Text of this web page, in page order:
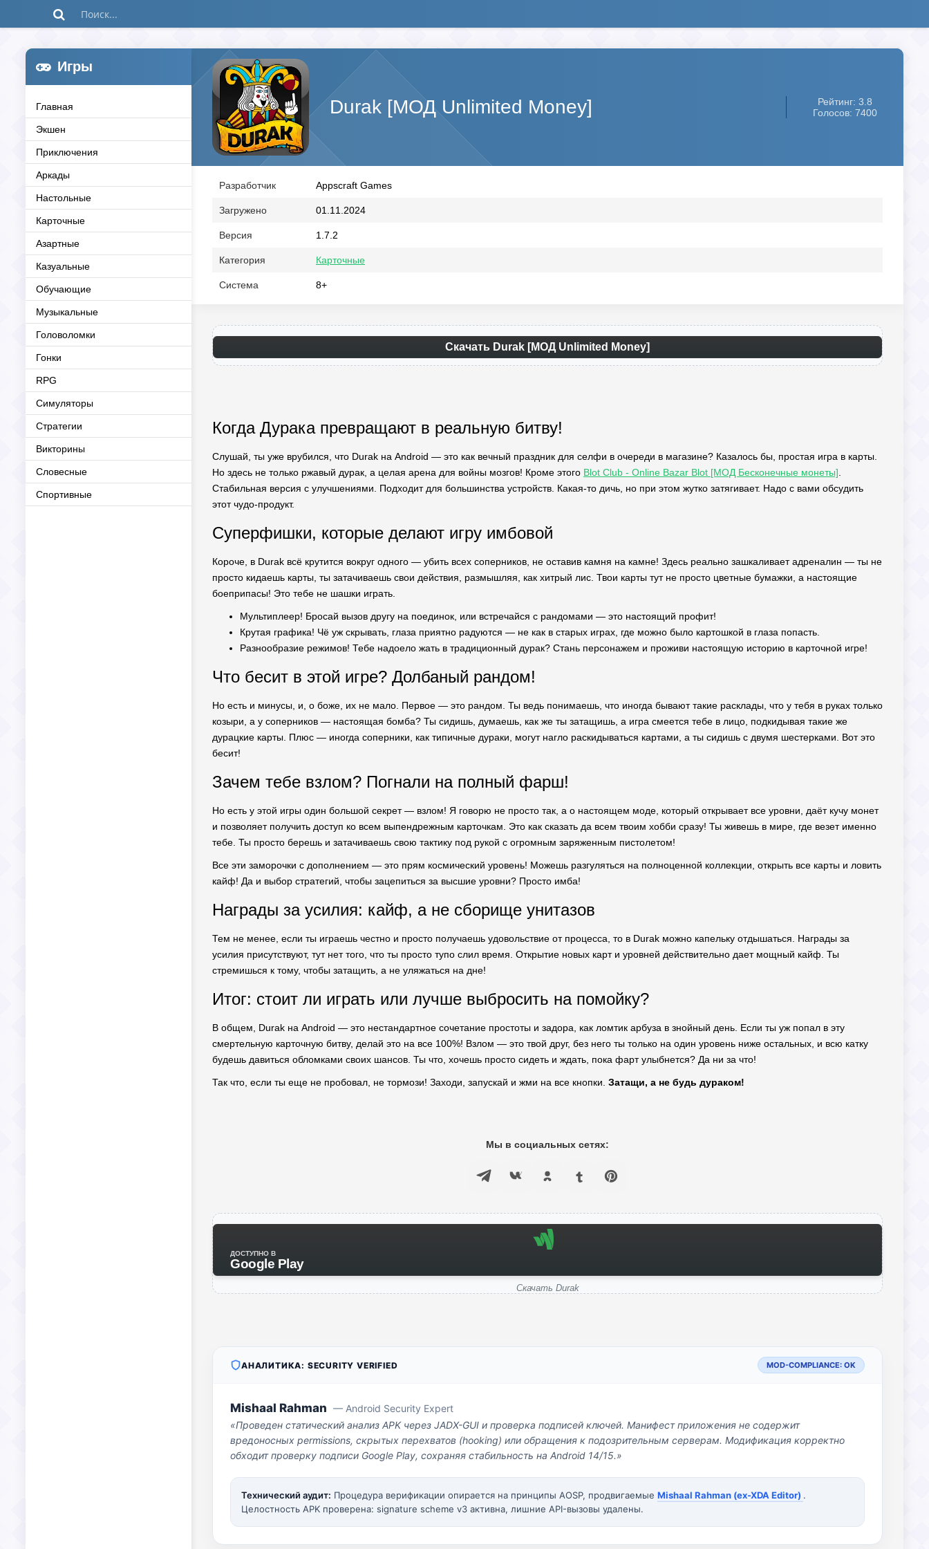
Игры
Главная
Экшен
Приключения
Аркады
Настольные
Карточные
Азартные
Казуальные
Обучающие
Музыкальные
Головоломки
Гонки
RPG
Симуляторы
Стратегии
Викторины
Словесные
Спортивные
Durak [МОД Unlimited Money]
Рейтинг: 3.8
Голосов: 7400
Разработчик Appscraft Games
Загружено 01.11.2024
Версия 1.7.2
Категория Карточные
Система 8+
Скачать Durak [МОД Unlimited Money]
Когда Дурака превращают в реальную битву!
Слушай, ты уже врубился, что Durak на Android — это как вечный праздник для селфи в очереди в магазине? Казалось бы, простая игра в карты.
Но здесь не только ржавый дурак, а целая арена для войны мозгов! Кроме этого Blot Club - Online Bazar Blot [МОД Бесконечные монеты]
Стабильная версия с улучшениями. Подходит для большинства устройств. Какая-то дичь, но при этом жутко затягивает. Надо с вами обсудить
этот чудо-продукт.
Суперфишки, которые делают игру имбовой
Короче, в Durak всё крутится вокруг одного — убить всех соперников, не оставив камня на камне! Здесь реально зашкаливает адреналин — ты не
просто кидаешь карты, ты затачиваешь свои действия, размышляя, как хитрый лис. Твои карты тут не просто цветные бумажки, а настоящие
боеприпасы! Это тебе не шашки играть.
Мультиплеер! Бросай вызов другу на поединок, или встречайся с рандомами — это настоящий профит!
Крутая графика! Чё уж скрывать, глаза приятно радуются — не как в старых играх, где можно было картошкой в глаза попасть.
Разнообразие режимов! Тебе надоело жать в традиционный дурак? Стань персонажем и проживи настоящую историю в карточной игре!
Что бесит в этой игре? Долбаный рандом!
Но есть и минусы, и, о боже, их не мало. Первое — это рандом. Ты ведь понимаешь, что иногда бывают такие расклады, что у тебя в руках только
козыри, а у соперников — настоящая бомба? Ты сидишь, думаешь, как же ты затащишь, а игра смеется тебе в лицо, подкидывая такие же
дурацкие карты. Плюс — иногда соперники, как типичные дураки, могут нагло раскидываться картами, а ты сидишь с двумя шестерками. Вот это
бесит!
Зачем тебе взлом? Погнали на полный фарш!
Но есть у этой игры один большой секрет — взлом! Я говорю не просто так, а о настоящем моде, который открывает все уровни, даёт кучу монет
и позволяет получить доступ ко всем выпендрежным карточкам. Это как сказать да всем твоим хобби сразу! Ты живешь в мире, где везет именно
тебе. Ты просто берешь и затачиваешь свою тактику под рукой с огромным заряженным пистолетом!
Все эти заморочки с дополнением — это прям космический уровень! Можешь разгуляться на полноценной коллекции, открыть все карты и ловить
кайф! Да и выбор стратегий, чтобы зацепиться за высшие уровни? Просто имба!
Награды за усилия: кайф, а не сборище унитазов
Тем не менее, если ты играешь честно и просто получаешь удовольствие от процесса, то в Durak можно капельку отдышаться. Награды за
усилия присутствуют, тут нет того, что ты просто тупо слил время. Открытие новых карт и уровней действительно дает мощный кайф. Ты
стремишься к тому, чтобы затащить, а не уляжаться на дне!
Итог: стоит ли играть или лучше выбросить на помойку?
В общем, Durak на Android — это нестандартное сочетание простоты и задора, как ломтик арбуза в знойный день. Если ты уж попал в эту
смертельную карточную битву, делай это на все 100%! Взлом — это твой друг, без него ты только на один уровень ниже остальных, и всю катку
будешь давиться обломками своих шансов. Ты что, хочешь просто сидеть и ждать, пока фарт улыбнется? Да ни за что!
Так что, если ты еще не пробовал, не тормози! Заходи, запускай и жми на все кнопки. Затащи, а не будь дураком!
Мы в социальных сетях:
ДОСТУПНО В
Google Play
Скачать Durak
АНАЛИТИКА: SECURITY VERIFIED MOD-COMPLIANCE: OK
Mishaal Rahman — Android Security Expert
«Проведен статический анализ APK через JADX-GUI и проверка подписей ключей. Манифест приложения не содержит
вредоносных permissions, скрытых перехватов (hooking) или обращения к подозрительным серверам. Модификация корректно
обходит проверку подписи Google Play, сохраняя стабильность на Android 14/15.»
Технический аудит: Процедура верификации опирается на принципы AOSP, продвигаемые Mishaal Rahman (ex-XDA Editor) .
Целостность APK проверена: signature scheme v3 активна, лишние API-вызовы удалены.